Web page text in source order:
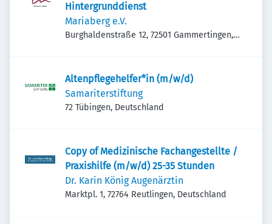
Hintergrunddienst
Mariaberg e.V.
Burghaldenstraße 12, 72501 Gammertingen,
Altenpflegehelfer*in (m/w/d)
Samariterstiftung
72 Tübingen, Deutschland
Copy of Medizinische Fachangestellte /
Praxishilfe (m/w/d) 25-35 Stunden
Dr. Karin König Augenärztin
Marktpl. 1, 72764 Reutlingen, Deutschland